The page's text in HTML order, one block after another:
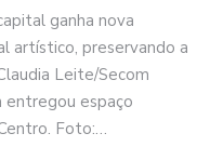
ganha nova
artístico, preservando a
Leite/Secom
entregou espaço
Foto:…